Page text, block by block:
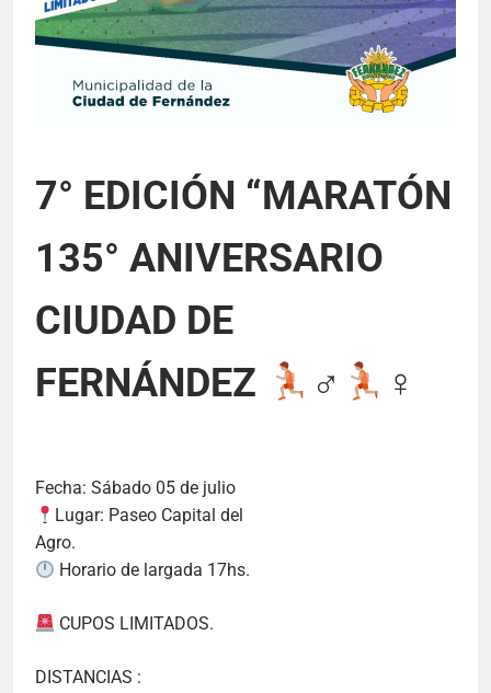
7° EDICIÓN “MARATÓN
135° ANIVERSARIO
CIUDAD DE
FERNÁNDEZ
‍♂ ‍♀
Fecha: Sábado 05 de julio
Lugar: Paseo Capital del
Agro.
Horario de largada 17hs.
CUPOS LIMITADOS.
DISTANCIAS :